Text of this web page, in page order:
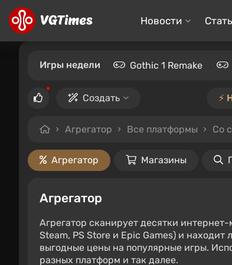
Новости
Игры недели Gothic 1 Remake
Создать ⚡️
Агрегатор Все платформы Со
Агрегатор Магазины
Агрегатор
Агрегатор сканирует десятки
Steam, PS Store и Epic Games) и
выгодные цены на популярные игры.
разных платформ и так далее.